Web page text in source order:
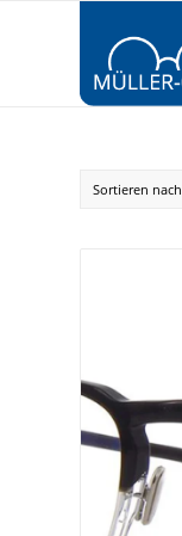
Sortieren nach